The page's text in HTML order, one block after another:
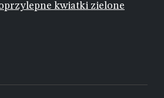
kwiatki zielone